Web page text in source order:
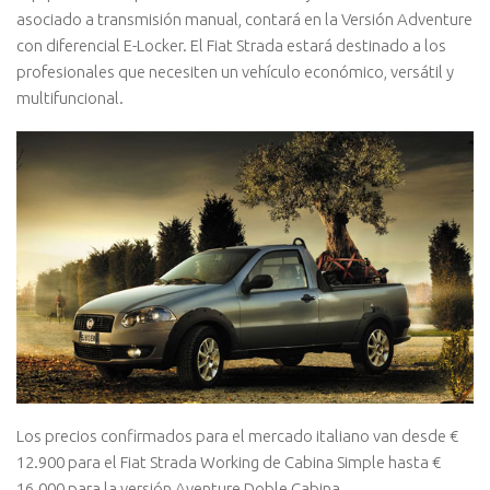
asociado a transmisión manual, contará en la Versión Adventure
con diferencial E-Locker. El Fiat Strada estará destinado a los
profesionales que necesiten un vehículo económico, versátil y
multifuncional.
Los precios confirmados para el mercado italiano van desde €
12.900 para el Fiat Strada Working de Cabina Simple hasta €